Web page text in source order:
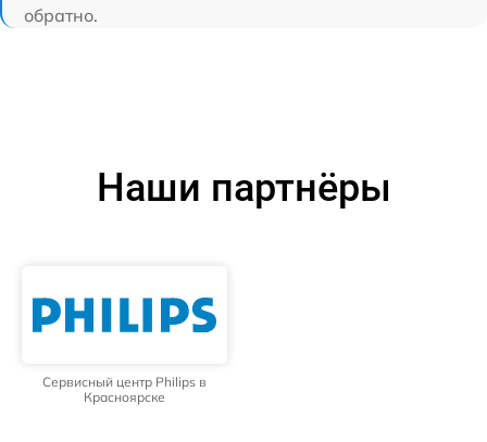
обратно.
Наши партнёры
Сервисный центр Philips в
Красноярске